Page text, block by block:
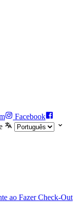
Facebook
ao Fazer Check-Out